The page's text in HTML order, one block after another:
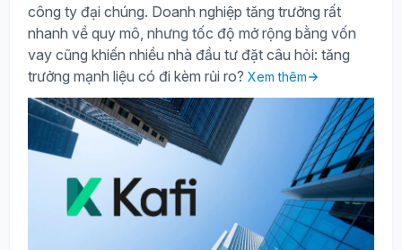
công ty đại chúng. Doanh nghiệp tăng trưởng rất
nhanh về quy mô, nhưng tốc độ mở rộng bằng vốn
vay cũng khiến nhiều nhà đầu tư đặt câu hỏi: tăng
trưởng mạnh liệu có đi kèm rủi ro? Xem thêm